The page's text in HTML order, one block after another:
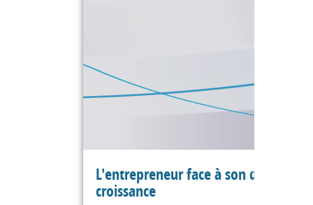
L'entrepreneur face à son désir de
croissance